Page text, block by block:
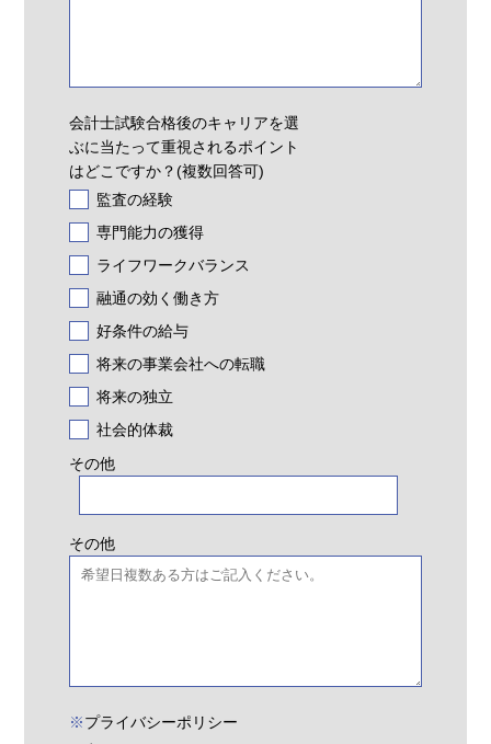
会計士試験合格後のキャリアを選
ぶに当たって重視されるポイント
はどこですか？(複数回答可)
監査の経験
専門能力の獲得
ライフワークバランス
融通の効く働き方
好条件の給与
将来の事業会社への転職
将来の独立
社会的体裁
その他
その他
※プライバシーポリシー